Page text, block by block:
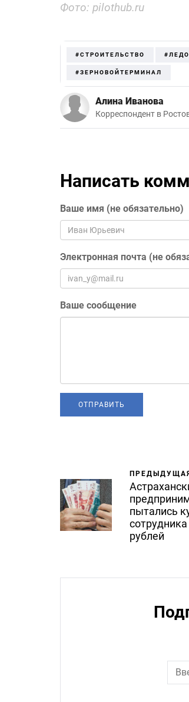
Фото: pilothub.ru
#СТРОИТЕЛЬСТВО
#ЗЕРНОВОЙТЕРМИНАЛ
Алина Иванова
Корреспондент в
Написать
Ваше имя (не обязательно)
Электронная почта (не
Ваше сообщение
ПРЕДЫДУЩАЯ
пытались
рублей